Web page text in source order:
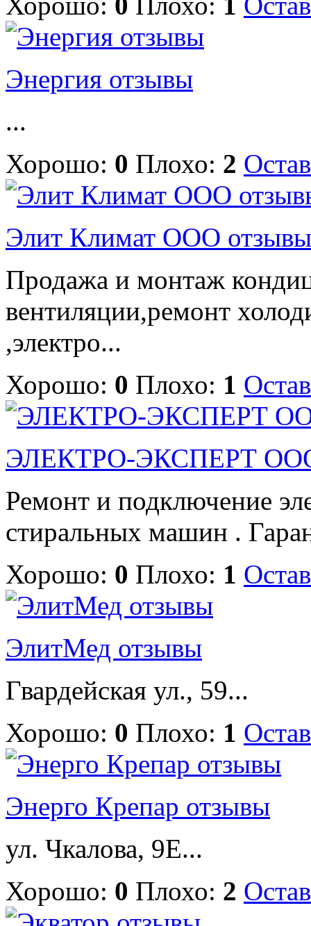
Энергия отзывы
...
Хорошо: 0 Плохо: 2
Элит Климат ООО отзывы
Продажа и монтаж
вентиляции,ремонт
,электро...
Хорошо: 0 Плохо: 1
ЭЛЕКТРО-ЭКСПЕРТ
Ремонт и подключение
стиральных машин .
Хорошо: 0 Плохо: 1
ЭлитМед отзывы
Гвардейская ул., 59...
Хорошо: 0 Плохо: 1
Энерго Крепар отзывы
ул. Чкалова, 9Е...
Хорошо: 0 Плохо: 2